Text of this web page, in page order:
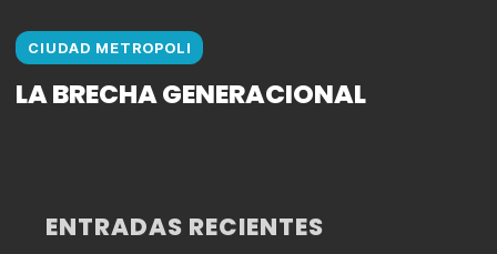
CIUDAD METROPOLI
LA BRECHA GENERACIONAL
ENTRADAS RECIENTES